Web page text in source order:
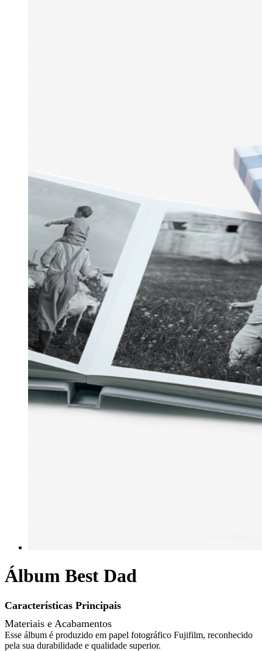
Álbum Best Dad
Características Principais
Materiais e Acabamentos
Esse álbum é produzido em papel fotográfico Fujifilm, reconhecido
pela sua durabilidade e qualidade superior.